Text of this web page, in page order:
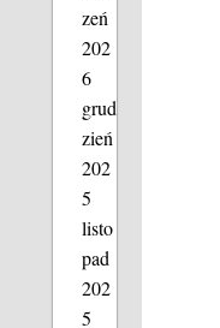
zeń
202
6
grud
zień
202
5
listo
pad
202
5